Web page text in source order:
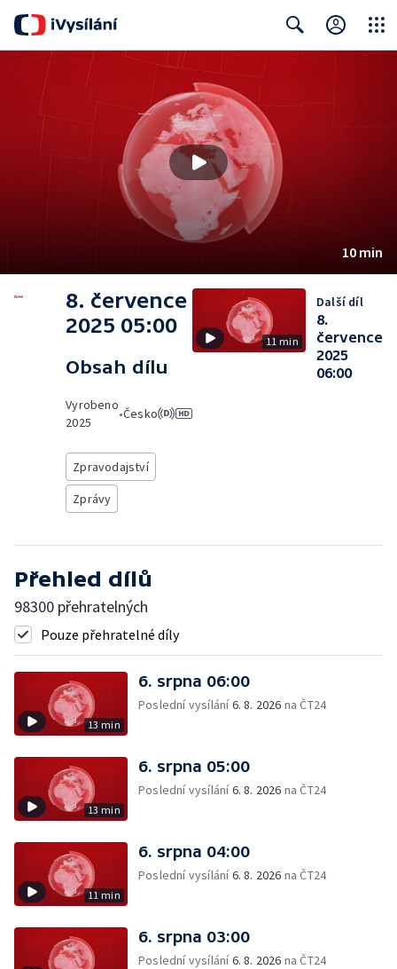
10 min
8. července
2025 05:00
Obsah dílu
Vyrobeno
2025
•Česko
Zpravodajství
Zprávy
11 min
Další díl
8.
července
2025
06:00
Přehled dílů
98300 přehratelných
Pouze přehratelné díly
13 min
6. srpna 06:00
Poslední vysílání6. 8. 2026 na ČT24
13 min
6. srpna 05:00
Poslední vysílání6. 8. 2026 na ČT24
11 min
6. srpna 04:00
Poslední vysílání6. 8. 2026 na ČT24
6. srpna 03:00
Poslední vysílání6. 8. 2026 na ČT24